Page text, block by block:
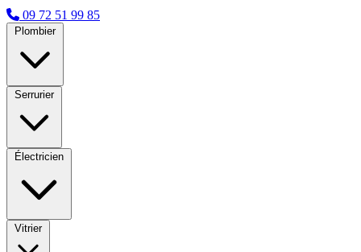
09 72 51 99 85
Plombier
Serrurier
Électricien
Vitrier